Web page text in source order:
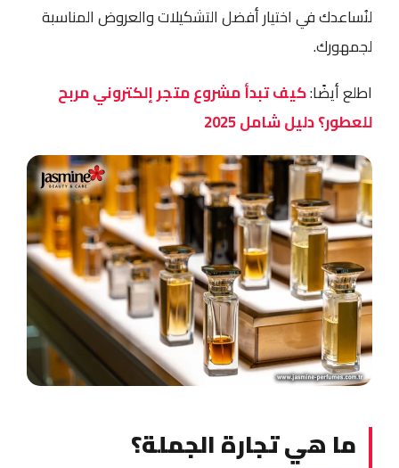
لنُساعدك في اختيار أفضل التشكيلات والعروض المناسبة
لجمهورك.
اطلع أيضًا:كيف تبدأ مشروع متجر إلكتروني مربح
للعطور؟ دليل شامل 2025
ما هي تجارة الجملة؟